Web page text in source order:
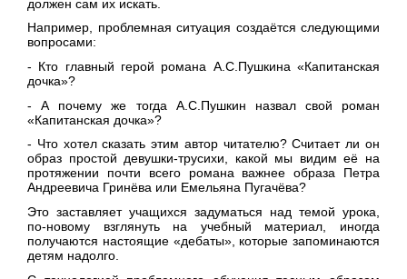
должен сам их искать.
Например, проблемная ситуация создаётся следующими
вопросами:
- Кто главный герой романа А.С.Пушкина «Капитанская
дочка»?
- А почему же тогда А.С.Пушкин назвал свой роман
«Капитанская дочка»?
- Что хотел сказать этим автор читателю? Считает ли он
образ простой девушки-трусихи, какой мы видим её на
протяжении почти всего романа важнее образа Петра
Андреевича Гринёва или Емельяна Пугачёва?
Это заставляет учащихся задуматься над темой урока,
по-новому взглянуть на учебный материал, иногда
получаются настоящие «дебаты», которые запоминаются
детям надолго.